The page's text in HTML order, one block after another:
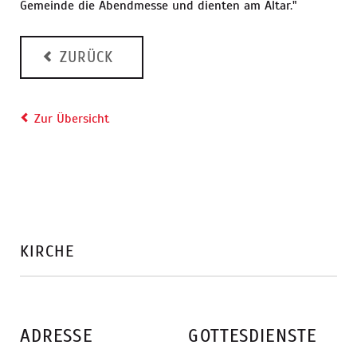
Gemeinde die Abendmesse und dienten am Altar."
ZURÜCK
Zur Übersicht
KIRCHE
ADRESSE GOTTESDIENSTE